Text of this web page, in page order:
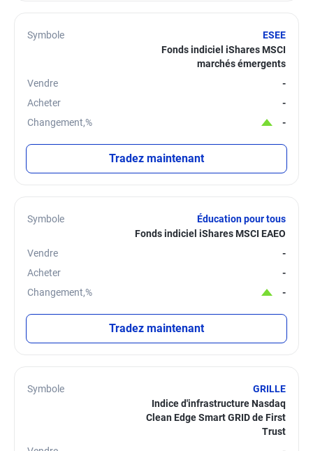
Symbole
ESEE
Fonds indiciel iShares MSCI
marchés émergents
Vendre
-
Acheter
-
Changement,%
-
Tradez maintenant
Symbole
Éducation pour tous
Fonds indiciel iShares MSCI EAEO
Vendre
-
Acheter
-
Changement,%
-
Tradez maintenant
Symbole
GRILLE
Indice d'infrastructure Nasdaq
Clean Edge Smart GRID de First
Trust